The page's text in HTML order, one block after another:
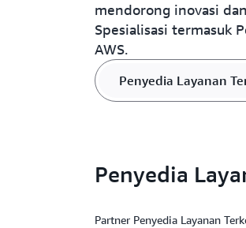
mendorong inovasi
Spesialisasi termasuk
AWS.
Penyedia Layanan
Penyedia
Partner Penyedia Layanan